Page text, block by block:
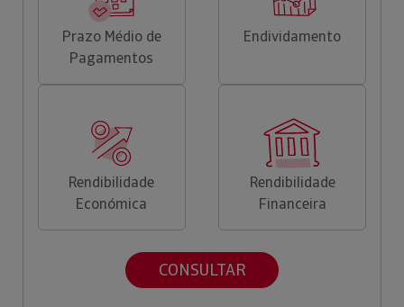
Prazo Médio de
Pagamentos
Endividamento
Rendibilidade
Económica
Rendibilidade
Financeira
CONSULTAR